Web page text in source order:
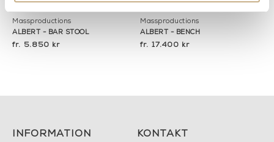
Fler varianter Beställningsvara
Massproductions
ALBERT - BAR STOOL
5.850 kr
Fler varianter Beställningsvara
Massproductions
ALBERT - BENCH
17.400 kr
INFORMATION KONTAKT